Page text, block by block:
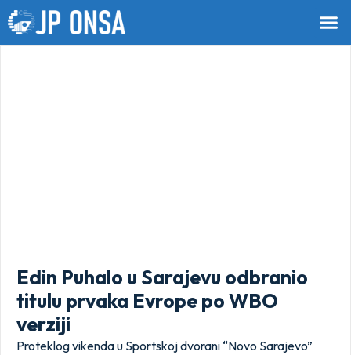
Edin Puhalo u Sarajevu odbranio
titulu prvaka Evrope po WBO
verziji
Proteklog vikenda u Sportskoj dvorani “Novo Sarajevo”